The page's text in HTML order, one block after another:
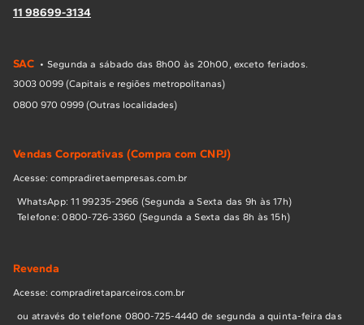
11 98699-3134
SAC • Segunda a sábado das 8h00 às 20h00, exceto feriados.
3003 0099 (Capitais e regiões metropolitanas)
0800 970 0999 (Outras localidades)
Vendas Corporativas (Compra com CNPJ)
Acesse: compradiretaempresas.com.br
WhatsApp: 11 99235-2966 (Segunda a Sexta das 9h às 17h)
Telefone: 0800-726-3360 (Segunda a Sexta das 8h às 15h)
Revenda
Acesse: compradiretaparceiros.com.br
ou através do telefone 0800-725-4440 de segunda a quinta-feira das